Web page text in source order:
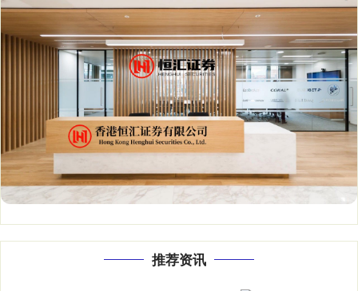
推荐资讯